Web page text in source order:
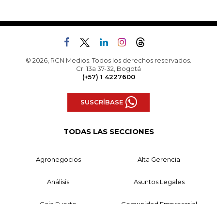
© 2026, RCN Medios. Todos los derechos reservados.
Cr. 13a 37-32, Bogotá
(+57) 1 4227600
SUSCRÍBASE
TODAS LAS SECCIONES
Agronegocios Alta Gerencia
Análisis Asuntos Legales